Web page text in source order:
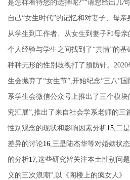
是怎样看待您的选择呢?”“请您给出几
自己“女生时代”的记忆和对妻子、母亲
从学生到工作者、从女生到妻子和母亲
个人经验与学生之间找到了“共情”的基
种种无形的性别歧视打了预防针。 2020
生会抛弃了“女生节”,开始纪念“三八”
系学生会微信公众号上推出了三个模
究汇展”,推出了来自社会学系老师的三
性别观念的现状和影响因素分析15,二
差异的讨论16,三是陆杰华等对婚姻状
的分析17,这些研究皆关注本土性别问
义的三次浪潮”, 以《阁楼上的疯女人》